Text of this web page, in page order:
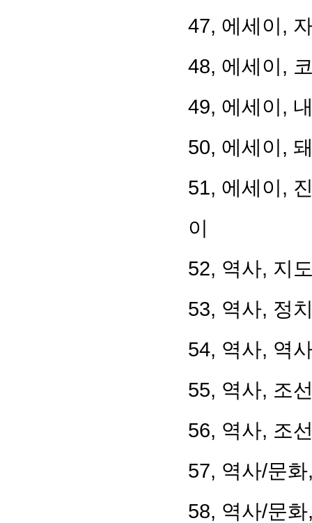
47, 에세이,
48, 에세이,
49, 에세이,
50, 에세이,
51, 에세이,
이
52, 역사, 지
53, 역사, 정
54, 역사, 역
55, 역사, 조
56, 역사, 조
57, 역사/문
58, 역사/문